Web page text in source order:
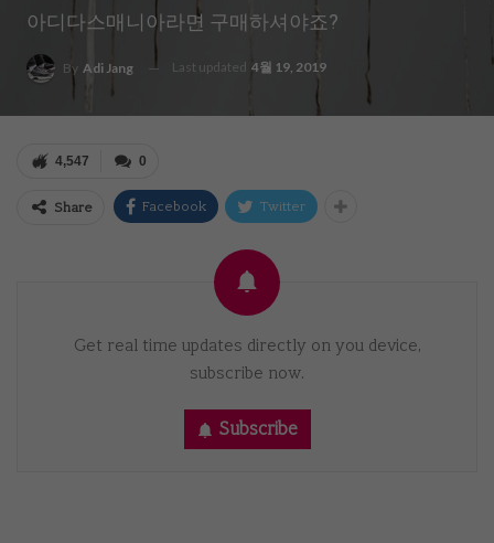
아디다스매니아라면 구매하셔야죠?
By Adi Jang Last updated 4월 19, 2019
0
4,547
Share Facebook Twitter
Get real time updates directly on you device,
subscribe now.
Subscribe